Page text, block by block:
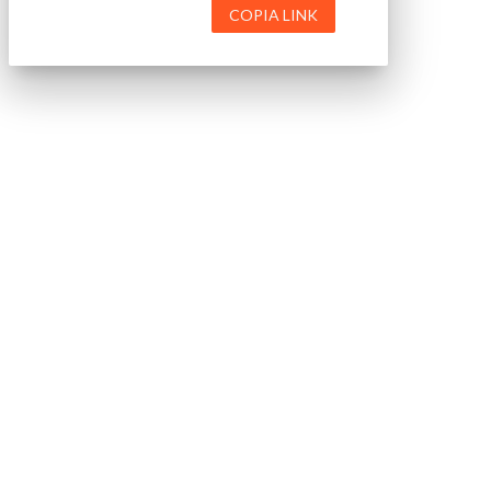
COPIA LINK